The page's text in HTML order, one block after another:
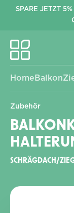
springen
SPARE JETZT 5%
Home Balkon
Zubehör
SCHRÄGDACH/